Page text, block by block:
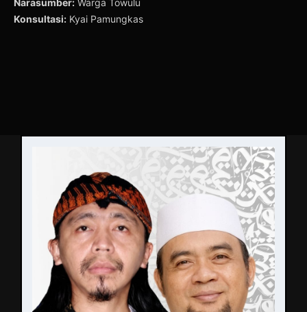
Narasumber: Warga Towulu
Konsultasi: Kyai Pamungkas